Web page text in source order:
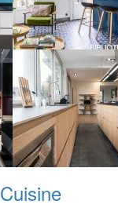
Cuisine